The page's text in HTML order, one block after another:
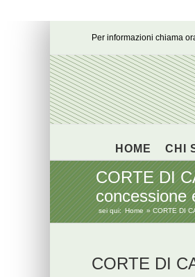
Per informazioni chiama
HOME CHI
CORTE DI
concessione
sei qui: Home CORTE DI
CORTE DI